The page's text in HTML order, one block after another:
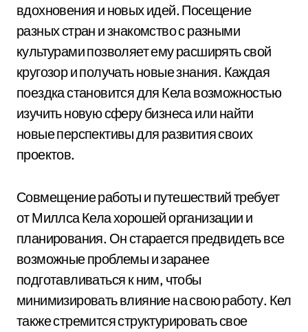
вдохновения и новых идей. Посещение
разных стран и знакомство с разными
культурами позволяет ему расширять свой
кругозор и получать новые знания. Каждая
поездка становится для Кела возможностью
изучить новую сферу бизнеса или найти
новые перспективы для развития своих
проектов.
Совмещение работы и путешествий требует
от Миллса Кела хорошей организации и
планирования. Он старается предвидеть все
возможные проблемы и заранее
подготавливаться к ним, чтобы
минимизировать влияние на свою работу. Кел
также стремится структурировать свое